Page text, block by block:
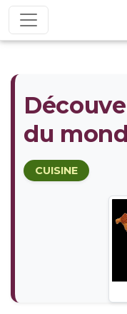
du
CUISINE